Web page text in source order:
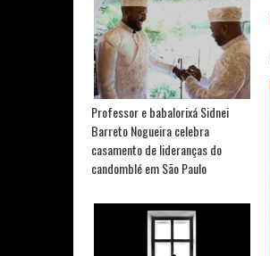
Professor e babalorixá Sidnei
Barreto Nogueira celebra
casamento de lideranças do
candomblé em São Paulo